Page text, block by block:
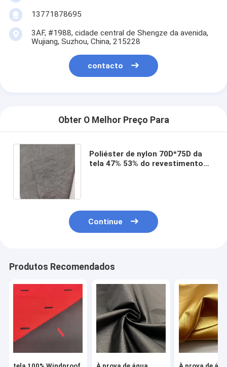
13771878695
3AF, #1988, cidade central de Shengze da avenida,
Wujiang, Suzhou, China, 215228
contacto
Obter O Melhor Preço Para
Poliéster de nylon 70D*75D da
tela 47% 53% do revestimento
Continue
Produtos Recomendados